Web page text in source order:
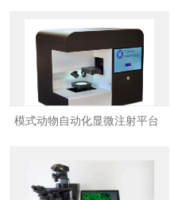
模式动物自动化显微注射平台